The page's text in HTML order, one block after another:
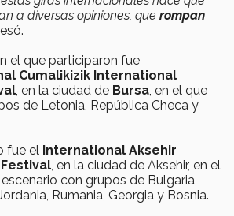
a diversas opiniones, que rompan
el que participaron fue
Cumalikizik International
, en la ciudad de Bursa , en el que
de Letonia, República Checa y
fue el International Aksehir
, en la ciudad de Aksehir, en el
con grupos de Bulgaria,
Rumania, Georgia y Bosnia.